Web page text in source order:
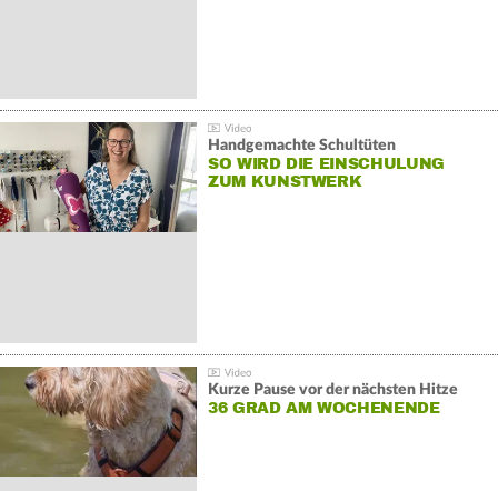
Handgemachte Schultüten
SO WIRD DIE EINSCHULUNG
ZUM KUNSTWERK
Kurze Pause vor der nächsten Hitze
36 GRAD AM WOCHENENDE